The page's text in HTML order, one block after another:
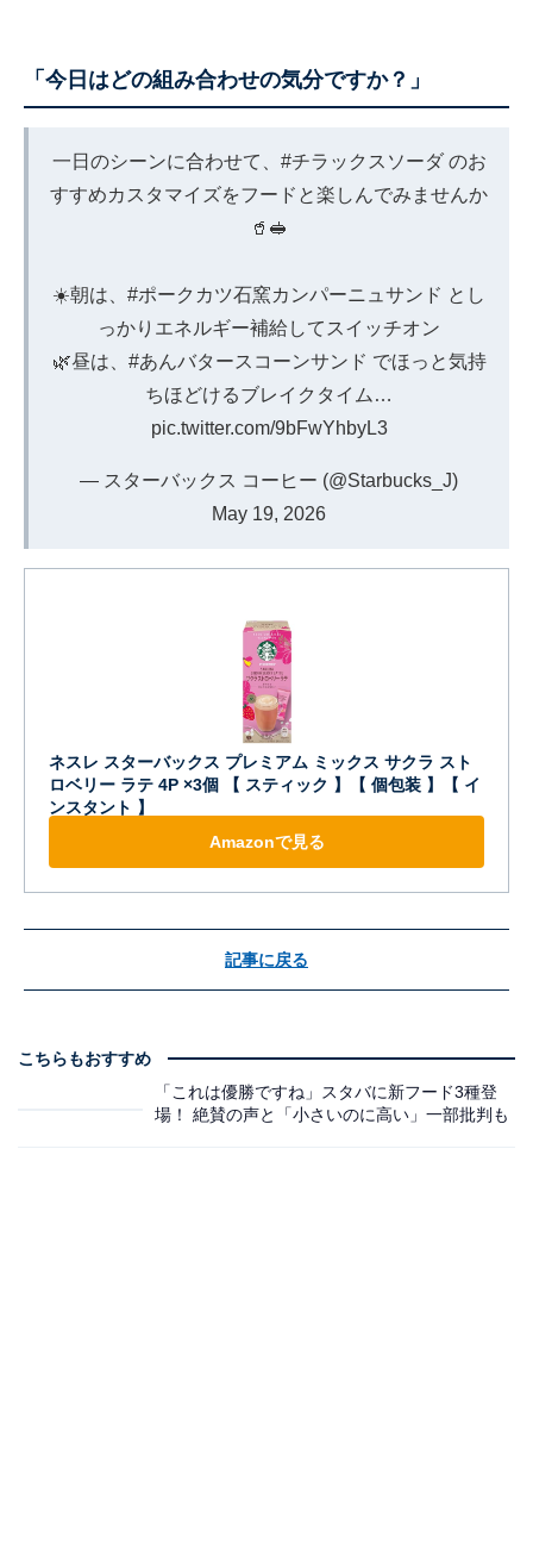
「今日はどの組み合わせの気分ですか？」
一日のシーンに合わせて、 #チラックスソーダのお
すすめカスタマイズをフードと楽しんでみませんか
🥤🥪
☀️朝は、 #ポークカツ石窯カンパーニュサンド とし
っかりエネルギー補給してスイッチオン
🌿昼は、 #あんバタースコーンサンド でほっと気持
ちほどけるブレイクタイム…
pic.twitter.com/9bFwYhbyL3
— スターバックス コーヒー (@Starbucks_J)
May 19, 2026
ネスレ スターバックス プレミアム ミックス サクラ スト
ロベリー ラテ 4P ×3個 【 スティック 】【 個包装 】【 イ
ンスタント 】
Amazonで見る
記事に戻る
こちらもおすすめ
「これは優勝ですね」スタバに新フード3種登
場！ 絶賛の声と「小さいのに高い」一部批判も